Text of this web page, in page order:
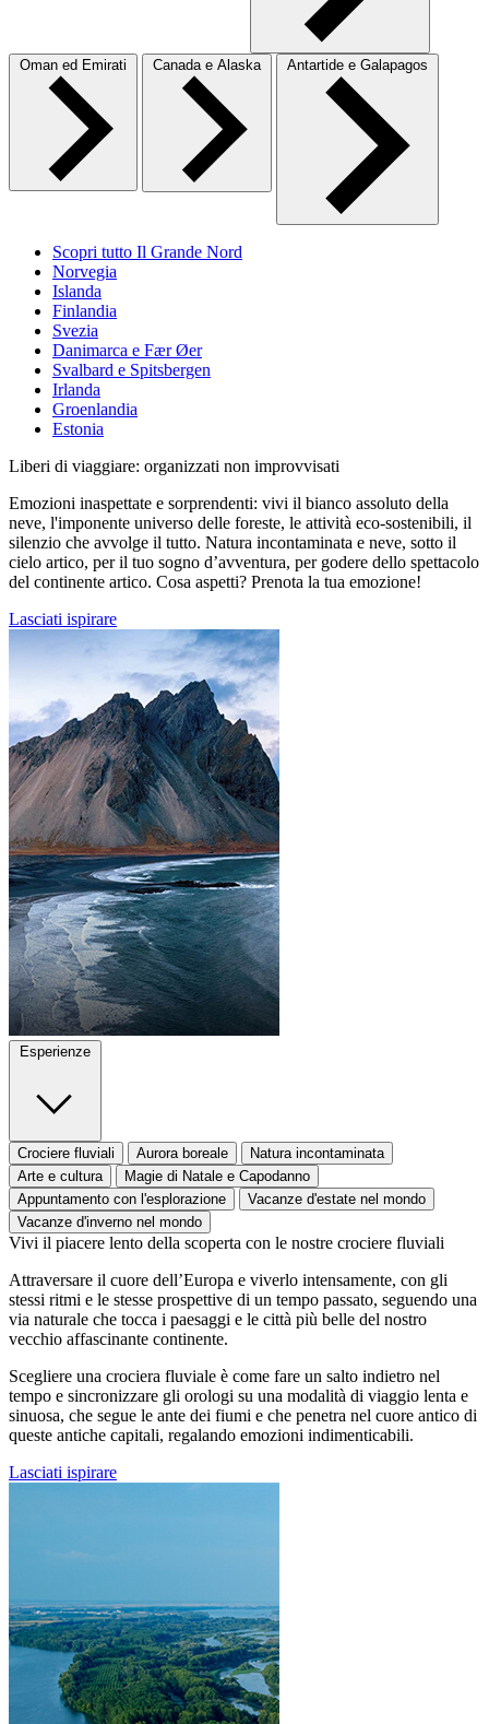
Oman ed Emirati Canada e Alaska Antartide e Galapagos
Scopri tutto Il Grande Nord
Norvegia
Islanda
Finlandia
Svezia
Danimarca e Fær Øer
Svalbard e Spitsbergen
Irlanda
Groenlandia
Estonia
Liberi di viaggiare: organizzati non improvvisati
Emozioni inaspettate e sorprendenti: vivi il bianco assoluto della
neve, l'imponente universo delle foreste, le attività eco-sostenibili, il
silenzio che avvolge il tutto. Natura incontaminata e neve, sotto il
cielo artico, per il tuo sogno d’avventura, per godere dello spettacolo
del continente artico. Cosa aspetti? Prenota la tua emozione!
Lasciati ispirare
Esperienze
Crociere fluviali Aurora boreale
Natura incontaminata
Arte e cultura
Magie di Natale e Capodanno
Appuntamento con l'esplorazione
Vacanze d'estate nel mondo
Vacanze d'inverno nel mondo
Vivi il piacere lento della scoperta con le nostre crociere fluviali
Attraversare il cuore dell’Europa e viverlo intensamente, con gli
stessi ritmi e le stesse prospettive di un tempo passato, seguendo una
via naturale che tocca i paesaggi e le città più belle del nostro
vecchio affascinante continente.
Scegliere una crociera fluviale è come fare un salto indietro nel
tempo e sincronizzare gli orologi su una modalità di viaggio lenta e
sinuosa, che segue le ante dei fiumi e che penetra nel cuore antico di
queste antiche capitali, regalando emozioni indimenticabili.
Lasciati ispirare